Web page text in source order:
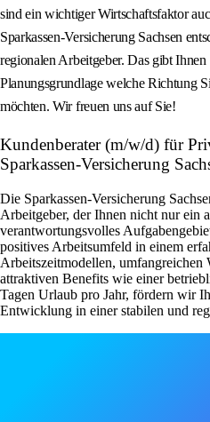
sind ein wichtiger Wirtschaftsfaktor
Sparkassen-Versicherung Sachsen
regionalen Arbeitgeber. Das gibt
Planungsgrundlage welche Richtung
möchten. Wir freuen uns auf Sie!
Kundenberater (m/w/d) für
Sparkassen-Versicherung
Die Sparkassen-Versicherung
Arbeitgeber, der Ihnen nicht nur ein
verantwortungsvolles
positives Arbeitsumfeld in einem
Arbeitszeitmodellen,
attraktiven Benefits wie einer
Tagen Urlaub pro Jahr, fördern wir
Entwicklung in einer stabilen und